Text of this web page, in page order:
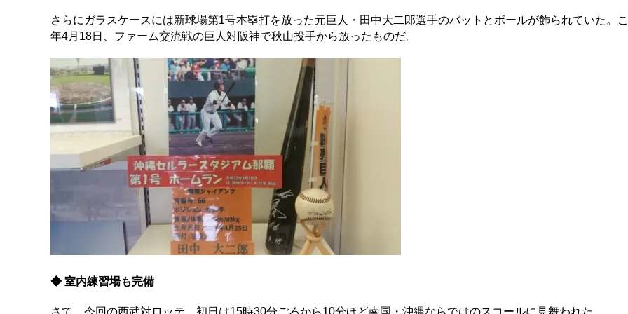
さらにガラスケースには新球場第1号本塁打を放った元巨人・田中大二郎選手のバットとボールが飾られていた。
年4月18日、ファーム交流戦の巨人対阪神で秋山投手から放ったものだ。
◆ 室内練習場も完備